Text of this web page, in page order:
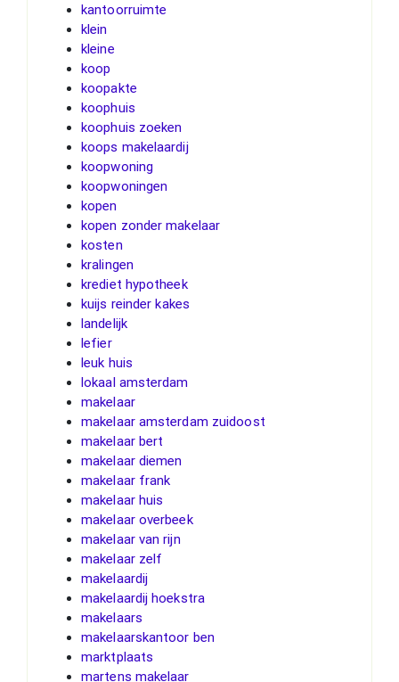
kantoorruimte
klein
kleine
koop
koopakte
koophuis
koophuis zoeken
koops makelaardij
koopwoning
koopwoningen
kopen
kopen zonder makelaar
kosten
kralingen
krediet hypotheek
kuijs reinder kakes
landelijk
lefier
leuk huis
lokaal amsterdam
makelaar
makelaar amsterdam zuidoost
makelaar bert
makelaar diemen
makelaar frank
makelaar huis
makelaar overbeek
makelaar van rijn
makelaar zelf
makelaardij
makelaardij hoekstra
makelaars
makelaarskantoor ben
marktplaats
martens makelaar